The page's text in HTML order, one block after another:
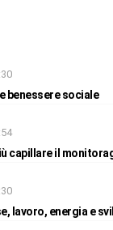
benessere sociale
capillare il
lavoro, energia e